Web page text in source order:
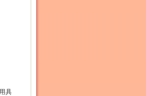
具